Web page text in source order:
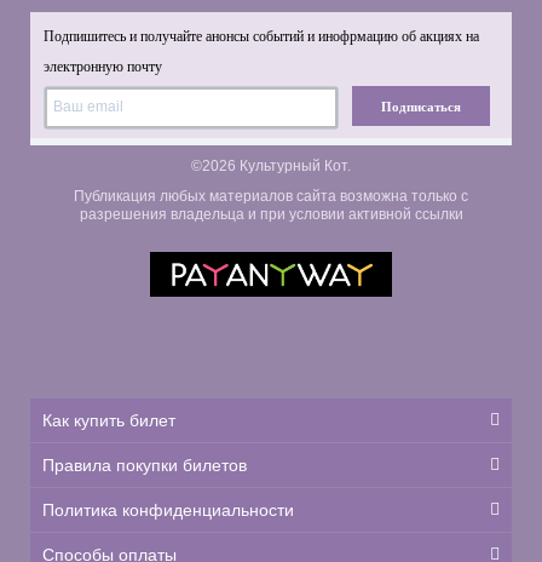
Подпишитесь и получайте анонсы событий и инофрмацию об акциях на
электронную почту
Подписаться
©2026 Культурный Кот.
Публикация любых материалов сайта возможна только с
разрешения владельца и при условии активной ссылки
Как купить билет
Правила покупки билетов
Политика конфиденциальности
Способы оплаты